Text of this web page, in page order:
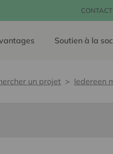
CONTACT
Soutien à la
un projet Iedereen